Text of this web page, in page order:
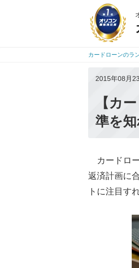
カードローンのラ
2015年08月
【カ
準を知
カードロ
返済計画に
トに注目す